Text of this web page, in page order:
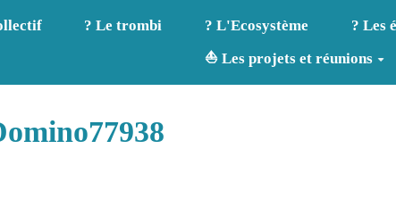
? Le trombi ? L'Ecosystème ? Les
⛵ Les projets et réunions